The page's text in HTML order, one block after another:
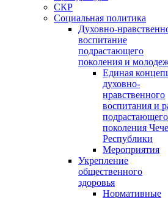
СКР
Социальная политика
Духовно-
воспитание
подрастающего
поколения и
Единая
духовно-
нравственного
воспитания и
подрастающего
поколения
Республики
Мероприятия
Укрепление
общественного
здоровья
Нормативные